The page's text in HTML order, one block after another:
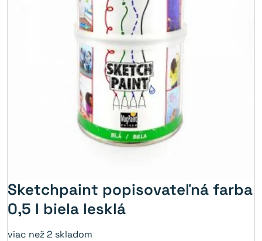
Sketchpaint popisovateľná farba
0,5 l biela lesklá
viac než 2 skladom